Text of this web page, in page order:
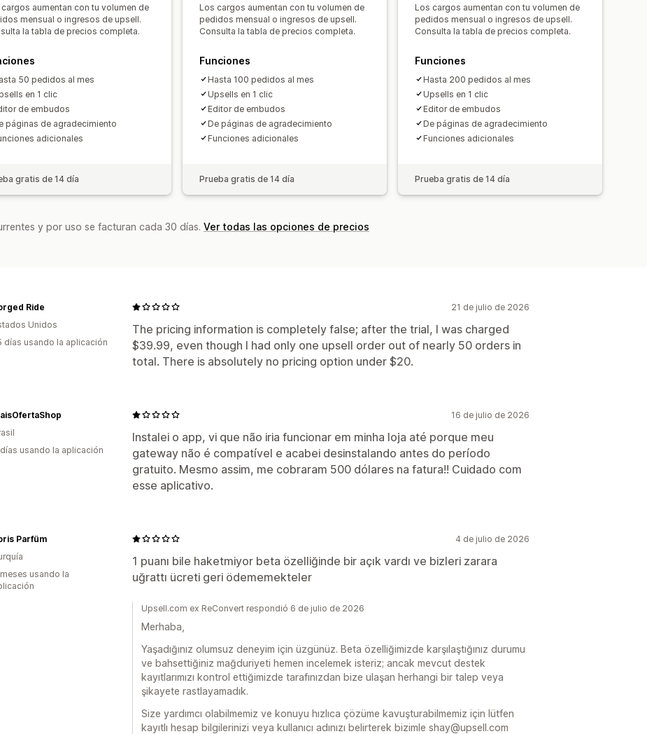
Descuentos por niveles Recomendaciones de IA
Informes y estadísticas
Tasas de clics
Rendimiento de recomendaciones
Sugerencias de optimización
Rendimiento del embudo
Notas personalizadas Descuentos automáticos
Hacer una venta adicional con un clic Múltiples idiomas
aumentan con tu volumen de
mensual o ingresos de upsell.
la tabla de precios completa.
50 pedidos al mes
en 1 clic
de embudos
páginas de agradecimiento
adicionales
gratis de 14 día
Los cargos aumentan con tu volumen de
pedidos mensual o ingresos de upsell.
Consulta la tabla de precios completa.
Funciones
Hasta 100 pedidos al mes
Upsells en 1 clic
Editor de embudos
De páginas de agradecimiento
Funciones adicionales
Prueba gratis de 14 día
Los cargos aumentan con tu volumen de
pedidos mensual o ingresos de upsell.
Consulta la tabla de precios completa.
Funciones
Hasta 200 pedidos al mes
Upsells en 1 clic
Editor de embudos
De páginas de agradecimiento
Funciones adicionales
Prueba gratis de 14 día
y por uso se facturan cada 30 días. Ver todas las opciones de precios
21 de julio de 2026
The pricing information is completely false; after the trial, I was charged
$39.99, even though I had only one upsell order out of nearly 50 orders in
total. There is absolutely no pricing option under $20.
Ride
Unidos
días usando la aplicación
16 de julio de 2026
Instalei o app, vi que não iria funcionar em minha loja até porque meu
gateway não é compatível e acabei desinstalando antes do período
gratuito. Mesmo assim, me cobraram 500 dólares na fatura!! Cuidado com
esse aplicativo.
usando la aplicación
4 de julio de 2026
1 puanı bile haketmiyor beta özelliğinde bir açık vardı ve bizleri zarara
uğrattı ücreti geri ödememekteler
Parfüm
usando la
Upsell.com ex ReConvert respondió 6 de julio de 2026
Merhaba,
Yaşadığınız olumsuz deneyim için üzgünüz. Beta özelliğimizde karşılaştığınız durumu
ve bahsettiğiniz mağduriyeti hemen incelemek isteriz; ancak mevcut destek
kayıtlarımızı kontrol ettiğimizde tarafınızdan bize ulaşan herhangi bir talep veya
şikayete rastlayamadık.
Size yardımcı olabilmemiz ve konuyu hızlıca çözüme kavuşturabilmemiz için lütfen
kayıtlı hesap bilgilerinizi veya kullanıcı adınızı belirterek bizimle shay@upsell.com